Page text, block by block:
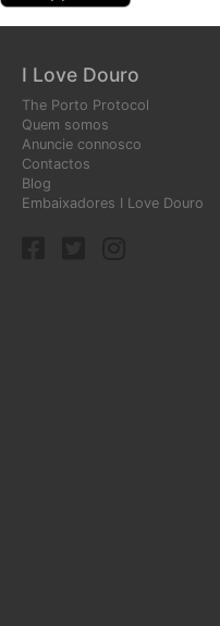
I Love Douro
The Porto Protocol
Quem somos
Anuncie connosco
Contactos
Blog
Embaixadores I Love Douro